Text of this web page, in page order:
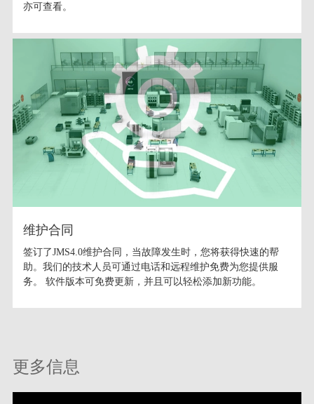
亦可查看。
维护合同
签订了JMS4.0维护合同，当故障发生时，您将获得快速的帮
助。我们的技术人员可通过电话和远程维护免费为您提供服
务。 软件版本可免费更新，并且可以轻松添加新功能。
更多信息